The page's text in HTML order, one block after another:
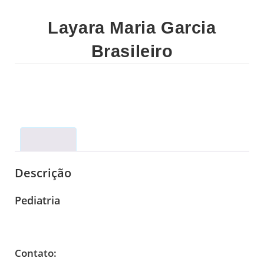
Layara Maria Garcia
Brasileiro
Descrição
Pediatria
Contato: